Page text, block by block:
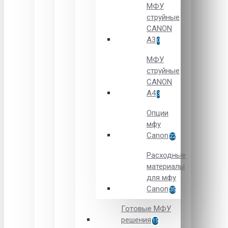
МФУ
струйные
CANON
А3 0
МФУ
струйные
CANON
А4 3
Опции
мфу
Canon 22
Расходные
материалы
для мфу
Canon 35
Готовые МФУ
решения 15